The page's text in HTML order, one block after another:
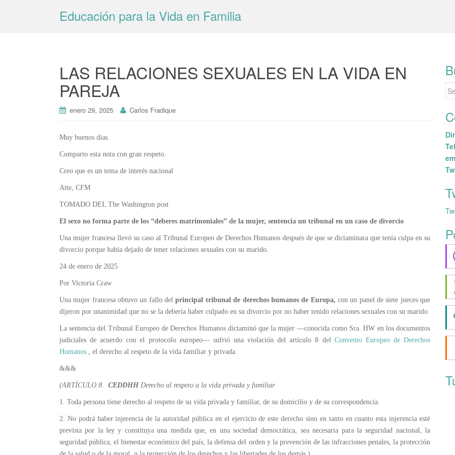
Educación para la Vida en Familia
LAS RELACIONES SEXUALES EN LA VIDA EN
PAREJA
enero 29, 2025 Carlos Fradique
Muy buenos dias.
Comparto esta nota con gran respeto.
Creo que es un tema de interés nacional
Atte, CFM
TOMADO DEL The Washington post
El sexo no forma parte de los “deberes matrimoniales” de la mujer, sentencia un tribunal en un caso de divorcio
Una mujer francesa llevó su caso al Tribunal Europeo de Derechos Humanos después de que se dictaminara que tenía culpa en su
divorcio porque había dejado de tener relaciones sexuales con su marido.
24 de enero de 2025
Por Victoria Craw
Una mujer francesa obtuvo un fallo del principal tribunal de derechos humanos de Europa, con un panel de siete jueces que
dijeron por unanimidad que no se la debería haber culpado en su divorcio por no haber tenido relaciones sexuales con su marido.
La sentencia del Tribunal Europeo de Derechos Humanos dictaminó que la mujer —conocida como Sra. HW en los documentos
judiciales de acuerdo con el protocolo europeo— sufrió una violación del artículo 8 del Convenio Europeo de Derechos
Humanos , el derecho al respeto de la vida familiar y privada.
&&&
(ARTÍCULO 8. CEDDHH Derecho al respeto a la vida privada y familiar
1. Toda persona tiene derecho al respeto de su vida privada y familiar, de su domicilio y de su correspondencia.
2. No podrá haber injerencia de la autoridad pública en el ejercicio de este derecho sino en tanto en cuanto esta injerencia esté
prevista por la ley y constituya una medida que, en una sociedad democrática, sea necesaria para la seguridad nacional, la
seguridad pública, el bienestar económico del país, la defensa del orden y la prevención de las infracciones penales, la protección